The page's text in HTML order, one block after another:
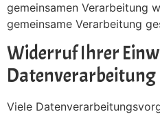
gemeinsamen Verarbeitung
gemeinsame Verarbeitung
Widerruf Ihrer
Datenverarbeitung
Viele